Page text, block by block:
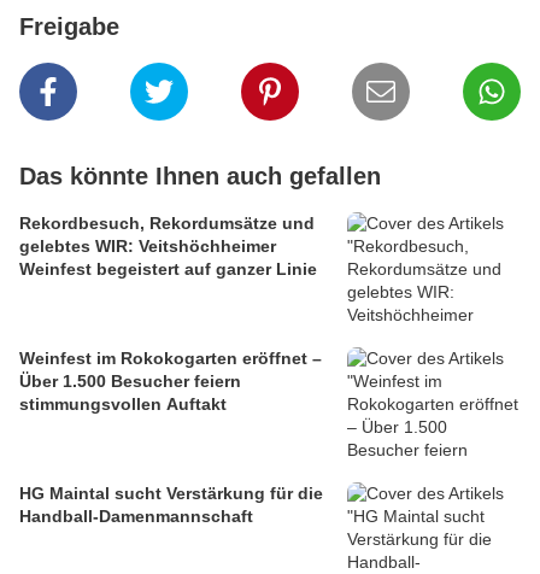
Freigabe
Das könnte Ihnen auch gefallen
Rekordbesuch, Rekordumsätze und
gelebtes WIR: Veitshöchheimer
Weinfest begeistert auf ganzer Linie
Weinfest im Rokokogarten eröffnet –
Über 1.500 Besucher feiern
stimmungsvollen Auftakt
HG Maintal sucht Verstärkung für die
Handball-Damenmannschaft